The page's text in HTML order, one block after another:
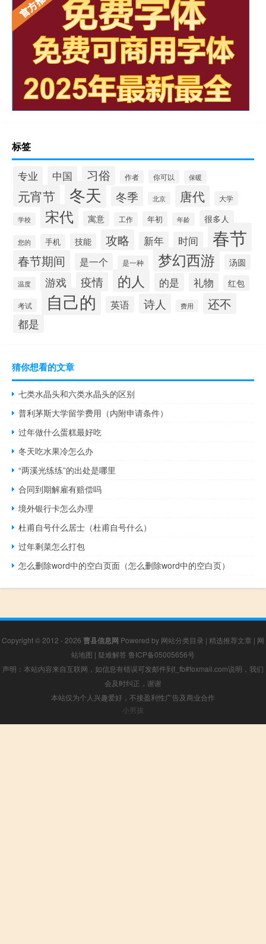
标签
专业 中国 习俗 作者 你可以 保暖
元宵节 冬天 冬季 北京 唐代 大学
学校 宋代 寓意 工作 年初 年龄 很多人
您的 手机 技能 攻略 新年 时间 春节
春节期间 是一个 是一种 梦幻西游 汤圆
温度 游戏 疫情 的人 的是 礼物 红包
考试 自己的 英语 诗人 费用 还不
都是
猜你想看的文章
七类水晶头和六类水晶头的区别
普利茅斯大学留学费用（内附申请条件）
过年做什么蛋糕最好吃
冬天吃水果冷怎么办
“两溪光练练”的出处是哪里
合同到期解雇有赔偿吗
境外银行卡怎么办理
杜甫自号什么居士（杜甫自号什么）
过年剩菜怎么打包
怎么删除word中的空白页面（怎么删除word中的空白页）
Copyright © 2012 - 2026 曹县信息网 Powered by 网站分类目录 | 精选推荐文章 | 网
站地图 | 疑难解答 鲁ICP备05005656号
声明：本站内容来自互联网，如信息有错误可发邮件到f_fb#foxmail.com说明，我们
会及时纠正，谢谢
本站仅为个人兴趣爱好，不接盈利性广告及商业合作
小男孩